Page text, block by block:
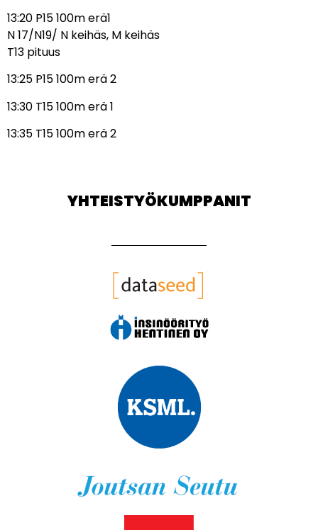
13:20 P15 100m erä1
N 17/N19/ N keihäs, M keihäs
T13 pituus
13:25 P15 100m erä 2
13:30 T15 100m erä 1
13:35 T15 100m erä 2
YHTEISTYÖKUMPPANIT